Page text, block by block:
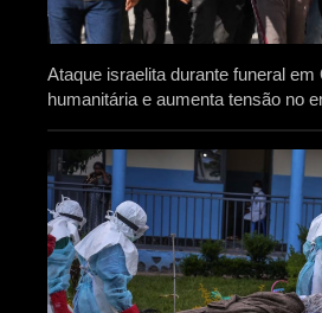
Ataque israelita durante funeral
humanitária e aumenta tensão no